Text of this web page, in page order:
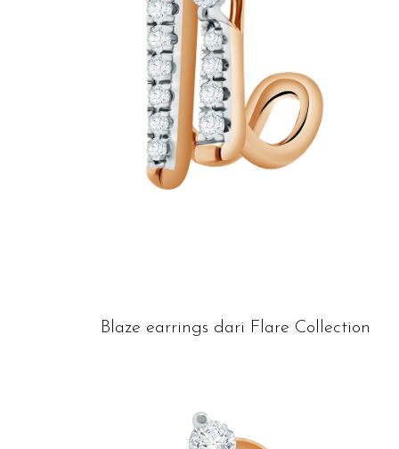
Blaze earrings dari Flare Collection